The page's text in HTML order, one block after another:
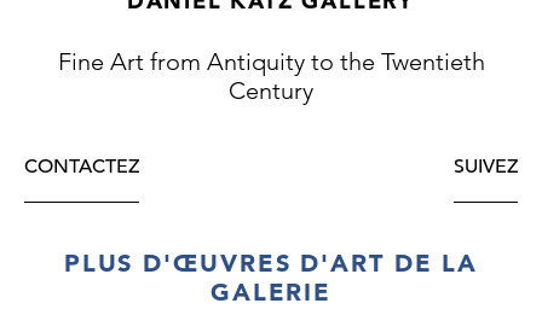
Fine Art from Antiquity to the Twentieth
Century
CONTACTEZ SUIVEZ
PLUS D'ŒUVRES D'ART DE LA
GALERIE